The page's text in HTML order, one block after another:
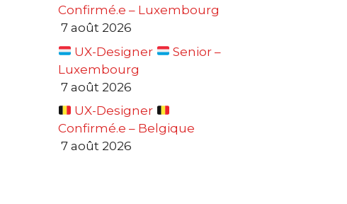
Confirmé.e – Luxembourg
7 août 2026
UX-Designer
Senior –
Luxembourg
7 août 2026
UX-Designer
Confirmé.e – Belgique
7 août 2026